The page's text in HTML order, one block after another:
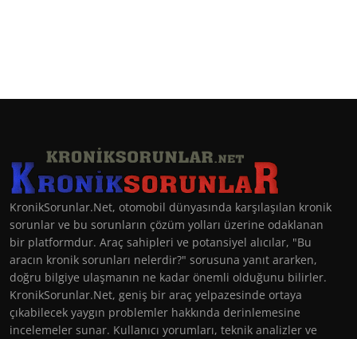
KronikSorunlar.Net, otomobil dünyasında karşılaşılan kronik
sorunlar ve bu sorunların çözüm yolları üzerine odaklanan
bir platformdur. Araç sahipleri ve potansiyel alıcılar, "Bu
aracın kronik sorunları nelerdir?" sorusuna yanıt ararken,
doğru bilgiye ulaşmanın ne kadar önemli olduğunu bilirler.
KronikSorunlar.Net, geniş bir araç yelpazesinde ortaya
çıkabilecek yaygın problemler hakkında derinlemesine
incelemeler sunar. Kullanıcı yorumları, teknik analizler ve